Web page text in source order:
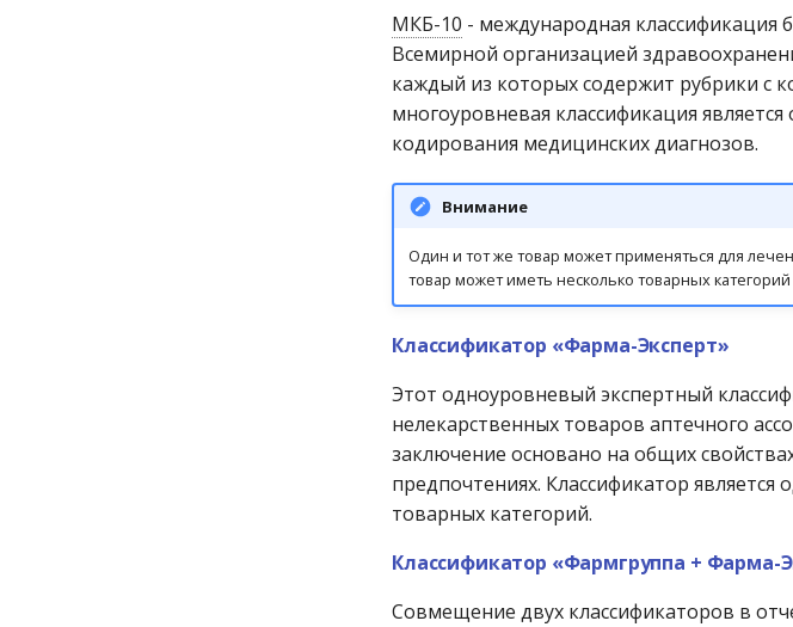
МКБ-10 - международная классификация
Всемирной организацией
каждый из которых содержит рубрики с
многоуровневая классификация
кодирования медицинских диагнозов.
Внимание
Один и тот же товар может применяться для
товар может иметь несколько товарных
Классификатор «Фарма-Эксперт»
Этот одноуровневый экспертный
нелекарственных товаров аптечного
заключение основано на общих
предпочтениях. Классификатор
товарных категорий.
Классификатор «Фармгруппа + Фарма-
Совмещение двух классификаторов в